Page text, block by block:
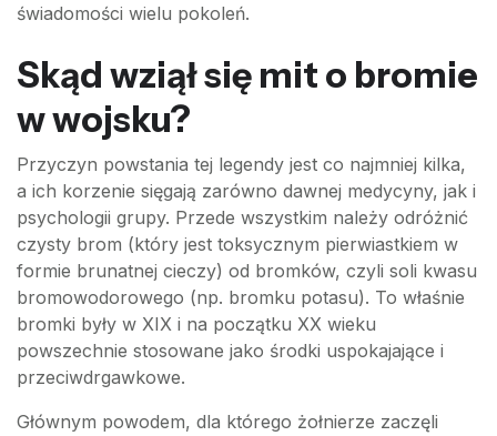
świadomości wielu pokoleń.
Skąd wziął się mit o bromie
w wojsku?
Przyczyn powstania tej legendy jest co najmniej kilka,
a ich korzenie sięgają zarówno dawnej medycyny, jak i
psychologii grupy. Przede wszystkim należy odróżnić
czysty brom (który jest toksycznym pierwiastkiem w
formie brunatnej cieczy) od bromków, czyli soli kwasu
bromowodorowego (np. bromku potasu). To właśnie
bromki były w XIX i na początku XX wieku
powszechnie stosowane jako środki uspokajające i
przeciwdrgawkowe.
Głównym powodem, dla którego żołnierze zaczęli